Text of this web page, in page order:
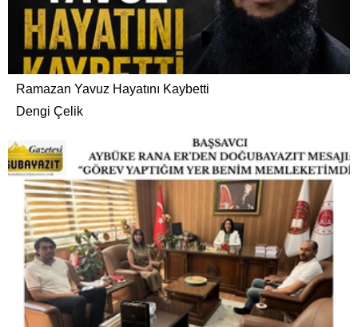
Ramazan Yavuz Hayatını Kaybetti
Dengi Çelik